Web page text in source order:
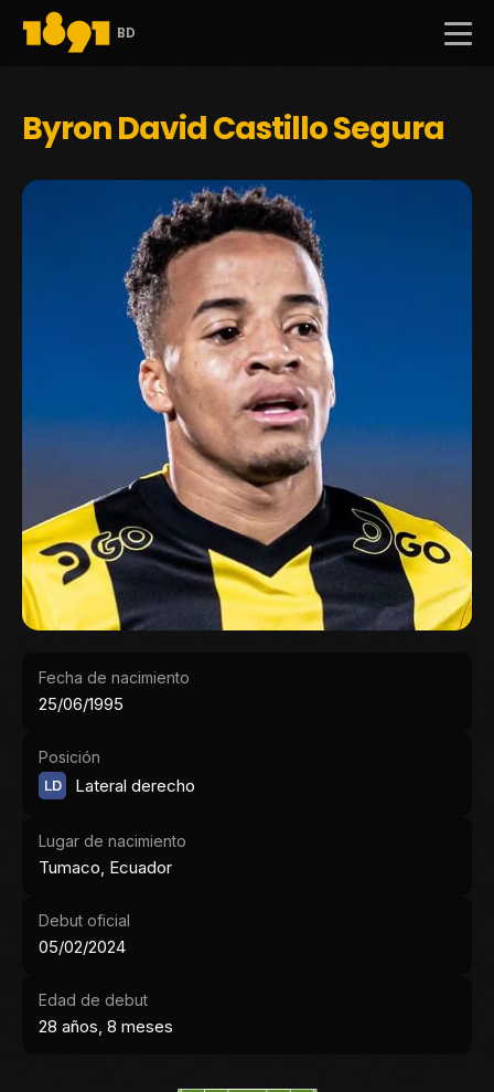
BD
Byron David Castillo Segura
Fecha de nacimiento
25/06/1995
Posición
LD Lateral derecho
Lugar de nacimiento
Tumaco, Ecuador
Debut oficial
05/02/2024
Edad de debut
28 años, 8 meses